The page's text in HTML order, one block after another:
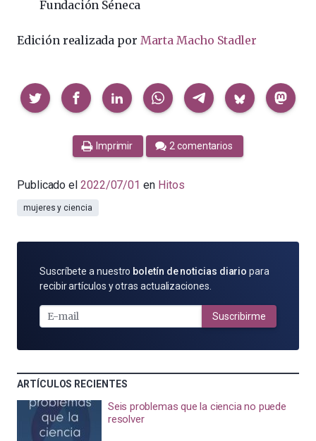
Fundación Séneca
Edición realizada por Marta Macho Stadler
Compartir
Imprimir 2 comentarios
Publicado el 2022/07/01 en Hitos
mujeres y ciencia
SUSCRÍBETE
POR
MAIL
Suscríbete a nuestro boletín de noticias diario para
recibir artículos y otras actualizaciones.
Suscribirme
ARTÍCULOS RECIENTES
Seis problemas que la ciencia no puede
resolver